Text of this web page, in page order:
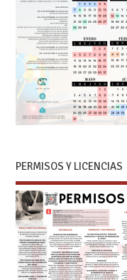
PERMISOS Y LICENCIAS